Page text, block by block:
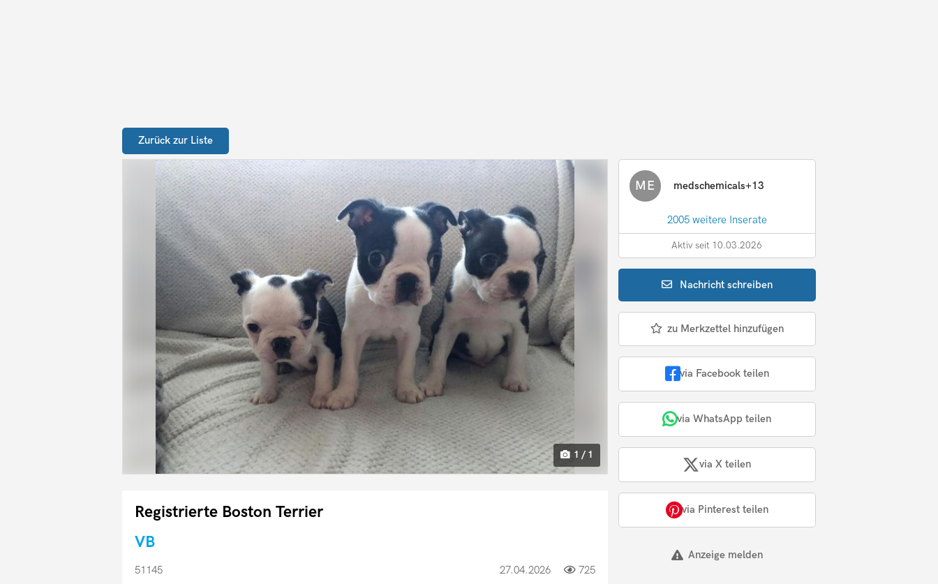
Zurück zur Liste
1 / 1
Registrierte Boston Terrier
VB
51145 27.04.2026 725
ME medschemicals+13
2005 weitere Inserate
Aktiv seit 10.03.2026
Nachrichtschreiben
zu Merkzettel hinzufügen
via Facebook teilen
via WhatsApp teilen
via X teilen
via Pinterest teilen
Anzeige melden